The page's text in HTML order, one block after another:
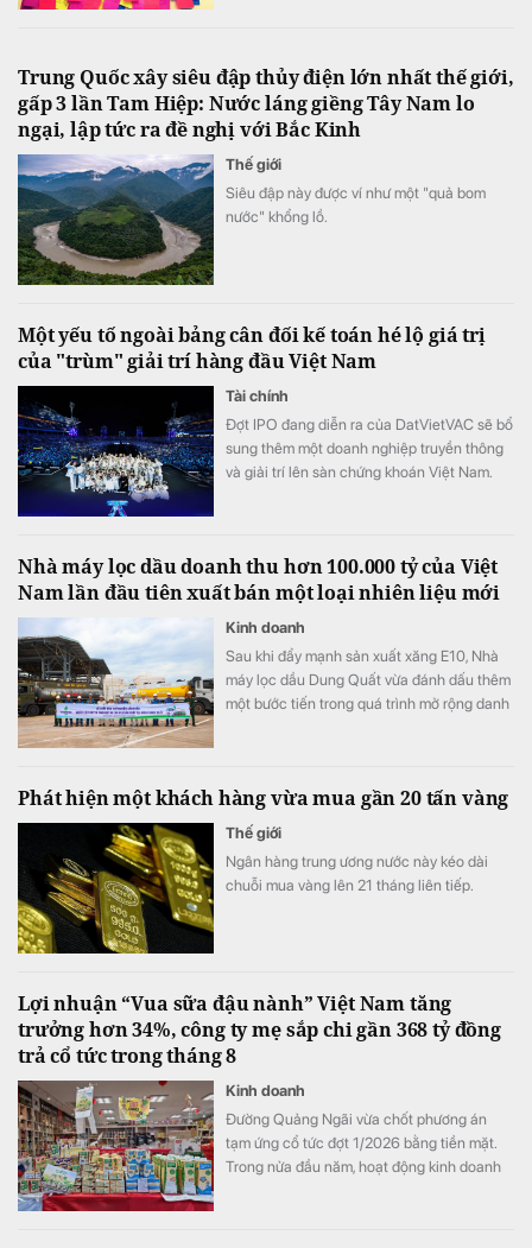
Trung Quốc xây siêu đập thủy điện lớn nhất thế giới,
gấp 3 lần Tam Hiệp: Nước láng giềng Tây Nam lo
ngại, lập tức ra đề nghị với Bắc Kinh
Thế giới
Siêu đập này được ví như một "quả bom
nước" khổng lồ.
Một yếu tố ngoài bảng cân đối kế toán hé lộ giá trị
của "trùm" giải trí hàng đầu Việt Nam
Tài chính
Đợt IPO đang diễn ra của DatVietVAC sẽ bổ
sung thêm một doanh nghiệp truyền thông
và giải trí lên sàn chứng khoán Việt Nam.
định, mà từ các tài sản sở hữu trí tuệ (IP) -
nhóm tài sản gần như chưa được phản ánh
Nhà máy lọc dầu doanh thu hơn 100.000 tỷ của Việt
Nam lần đầu tiên xuất bán một loại nhiên liệu mới
Kinh doanh
Sau khi đẩy mạnh sản xuất xăng E10, Nhà
máy lọc dầu Dung Quất vừa đánh dấu thêm
một bước tiến trong quá trình mở rộng danh
Phát hiện một khách hàng vừa mua gần 20 tấn vàng
Thế giới
Ngân hàng trung ương nước này kéo dài
chuỗi mua vàng lên 21 tháng liên tiếp.
Lợi nhuận “Vua sữa đậu nành” Việt Nam tăng
trưởng hơn 34%, công ty mẹ sắp chi gần 368 tỷ đồng
trả cổ tức trong tháng 8
Kinh doanh
Đường Quảng Ngãi vừa chốt phương án
tạm ứng cổ tức đợt 1/2026 bằng tiền mặt.
Trong nửa đầu năm, hoạt động kinh doanh